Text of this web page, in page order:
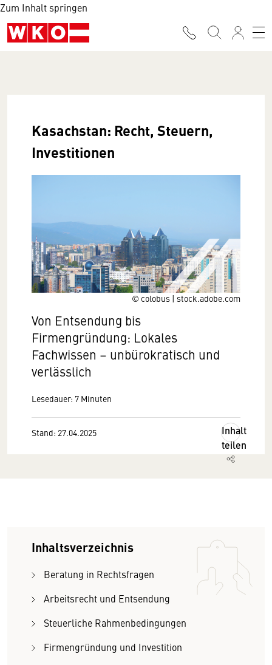
Zum Inhalt springen
© colobus | stock.adobe.com
Kasachstan: Recht, Steuern,
Investitionen
Von Entsendung bis
Firmengründung: Lokales
Fachwissen – unbürokratisch und
verlässlich
Lesedauer: 7 Minuten
Stand: 27.04.2025
Inhalt
teilen
Inhaltsverzeichnis
Beratung in Rechtsfragen
Arbeitsrecht und Entsendung
Steuerliche Rahmenbedingungen
Firmengründung und Investition